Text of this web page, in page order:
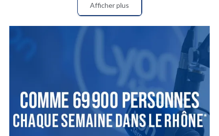
Afficher plus